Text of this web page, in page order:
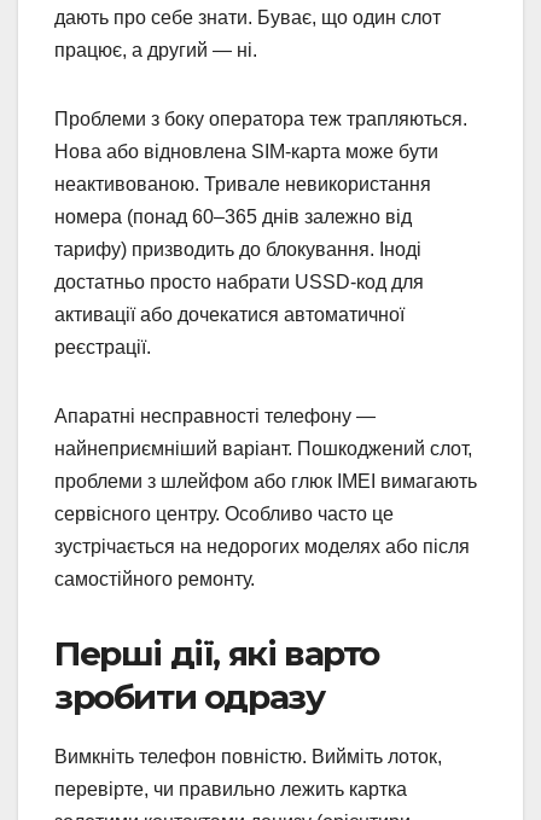
дають про себе знати. Буває, що один слот
працює, а другий — ні.
Проблеми з боку оператора теж трапляються.
Нова або відновлена SIM-карта може бути
неактивованою. Тривале невикористання
номера (понад 60–365 днів залежно від
тарифу) призводить до блокування. Іноді
достатньо просто набрати USSD-код для
активації або дочекатися автоматичної
реєстрації.
Апаратні несправності телефону —
найнеприємніший варіант. Пошкоджений слот,
проблеми з шлейфом або глюк IMEI вимагають
сервісного центру. Особливо часто це
зустрічається на недорогих моделях або після
самостійного ремонту.
Перші дії, які варто
зробити одразу
Вимкніть телефон повністю. Вийміть лоток,
перевірте, чи правильно лежить картка